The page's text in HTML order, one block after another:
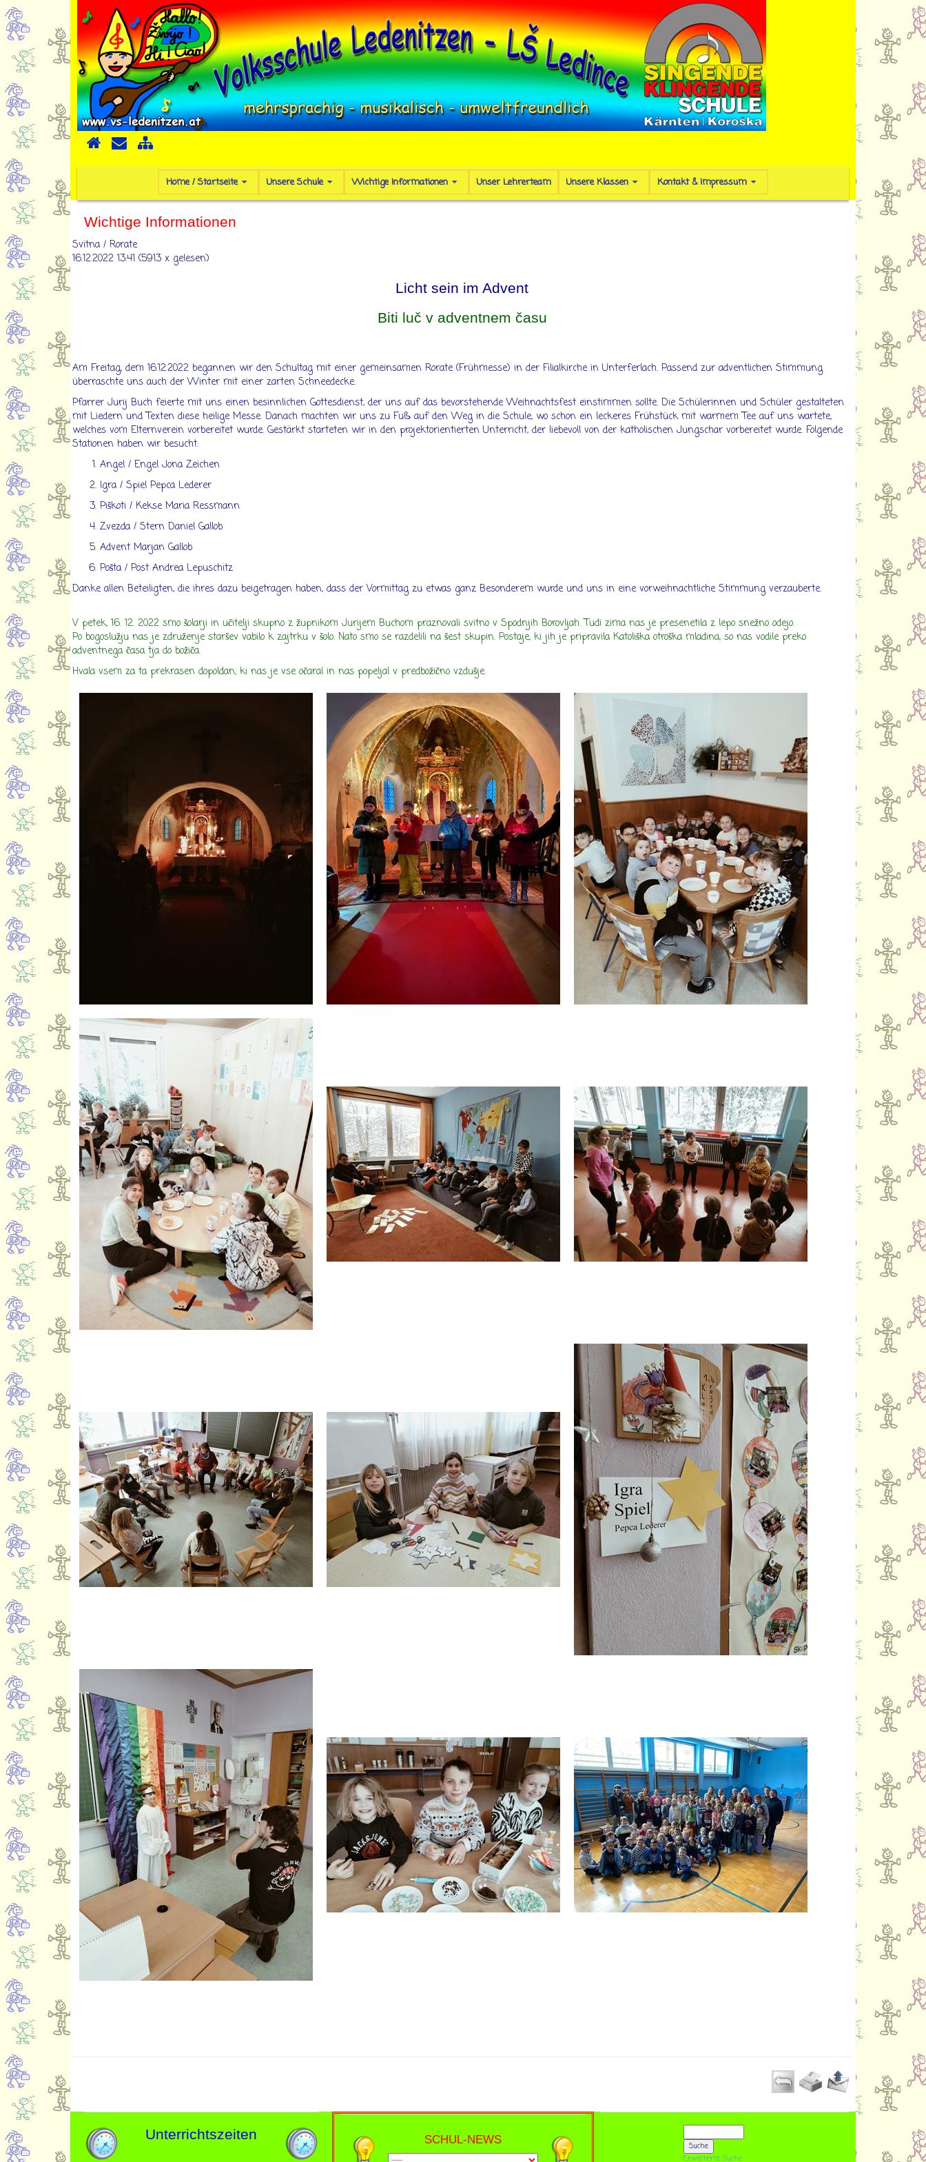
Home / Startseite Unsere Schule Wichtige Informationen Unser Lehrerteam Unsere Klassen Kontakt & Impressum
Wichtige Informationen
Svitna / Rorate
16.12.2022 13:41 (5913 x gelesen)
Licht sein im Advent
Biti luč v adventnem času
Am Freitag, dem 16.12.2022 begannen wir den Schultag mit einer gemeinsamen Rorate (Frühmesse) in der Filialkirche in Unterferlach. Passend zur adventlichen Stimmung
überraschte uns auch der Winter mit einer zarten Schneedecke.
Pfarrer Jurij Buch feierte mit uns einen besinnlichen Gottesdienst, der uns auf das bevorstehende Weihnachtsfest einstimmen sollte. Die Schülerinnen und Schüler gestalteten
mit Liedern und Texten diese heilige Messe. Danach machten wir uns zu Fuß auf den Weg in die Schule, wo schon ein leckeres Frühstück mit warmemTee auf uns wartete,
welches vom Elternverein vorbereitet wurde. Gestärkt starteten wir in den projektorientierten Unterricht, der liebevoll von der katholischen Jungschar vorbereitet wurde. Folgende
Stationen haben wir besucht:
Angel / Engel Jona Zeichen
Igra / Spiel Pepca Lederer
Piškoti / Kekse Maria Ressmann
Zvezda / Stern Daniel Gallob
Advent Marjan Gallob
Pošta / Post Andrea Lepuschitz
Danke allen Beteiligten, die ihres dazu beigetragen haben, dass der Vormittag zu etwas ganz Besonderem wurde und uns in eine vorweihnachtliche Stimmung verzauberte.
V petek, 16. 12. 2022 smo šolarji in učitelji skupno z župnikom Jurijem Buchom praznovali svitno v Spodnjih Borovljah. Tudi zima nas je presenetila z lepo snežno odejo.
Po bogoslužju nas je združenje staršev vabilo k zajtrku v šolo. Nato smo se razdelili na šest skupin. Postaje, ki jih je pripravila Katoliška otroška mladina, so nas vodile preko
adventnega časa tja do božiča.
Hvala vsem za ta prekrasen dopoldan, ki nas je vse očaral in nas popeljal v predbožično vzdušje.
Unterrichtszeiten SCHUL-NEWS
Erweiterte Suche